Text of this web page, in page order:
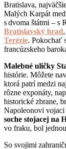
Bratislava,
Malých Karpát
s dvoma štátmi – s
Bratislavský hrad
Terézie. Pokochať
francúzskeho
Malebné uličky
histórie. Môžete
ktorá patrí medzi
rôzne exponáty,
historické zbrane,
Napoleonovi vojaci
soche stojacej na
vo fraku, bol
So svojimi